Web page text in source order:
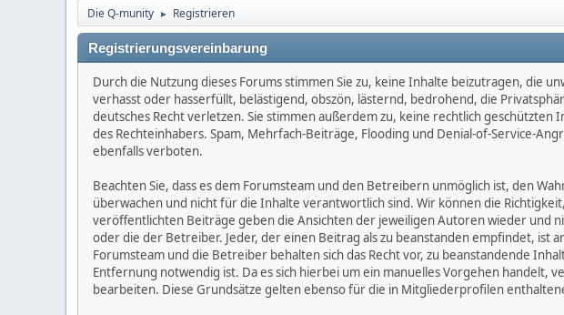
Die Q-munity ► Registrieren
Registrierungsvereinbarung
Durch die Nutzung dieses Forums stimmen Sie zu, keine Inhalte beizutragen, die
verhasst oder hasserfüllt, belästigend, obszön, lästernd, bedrohend, die
deutsches Recht verletzen. Sie stimmen außerdem zu, keine rechtlich
des Rechteinhabers. Spam, Mehrfach-Beiträge, Flooding und Denial-of-Service-
ebenfalls verboten.
Beachten Sie, dass es dem Forumsteam und den Betreibern unmöglich ist, den
überwachen und nicht für die Inhalte verantwortlich sind. Wir können die
veröffentlichten Beiträge geben die Ansichten der jeweiligen Autoren wieder und
oder die der Betreiber. Jeder, der einen Beitrag als zu beanstanden empfindet,
Forumsteam und die Betreiber behalten sich das Recht vor, zu beanstandende
Entfernung notwendig ist. Da es sich hierbei um ein manuelles Vorgehen
bearbeiten. Diese Grundsätze gelten ebenso für die in Mitgliederprofilen